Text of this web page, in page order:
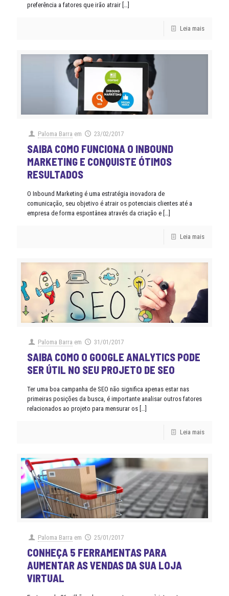
preferência a fatores que irão atrair […]
Leia mais
Paloma Barra em 23/02/2017
SAIBA COMO FUNCIONA O INBOUND
MARKETING E CONQUISTE ÓTIMOS
RESULTADOS
O Inbound Marketing é uma estratégia inovadora de
comunicação, seu objetivo é atrair os potenciais clientes até a
empresa de forma espontânea através da criação e […]
Leia mais
Paloma Barra em 31/01/2017
SAIBA COMO O GOOGLE ANALYTICS PODE
SER ÚTIL NO SEU PROJETO DE SEO
Ter uma boa campanha de SEO não significa apenas estar nas
primeiras posições da busca, é importante analisar outros fatores
relacionados ao projeto para mensurar os […]
Leia mais
Paloma Barra em 25/01/2017
CONHEÇA 5 FERRAMENTAS PARA
AUMENTAR AS VENDAS DA SUA LOJA
VIRTUAL